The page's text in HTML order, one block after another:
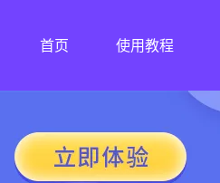
首页 使用教程